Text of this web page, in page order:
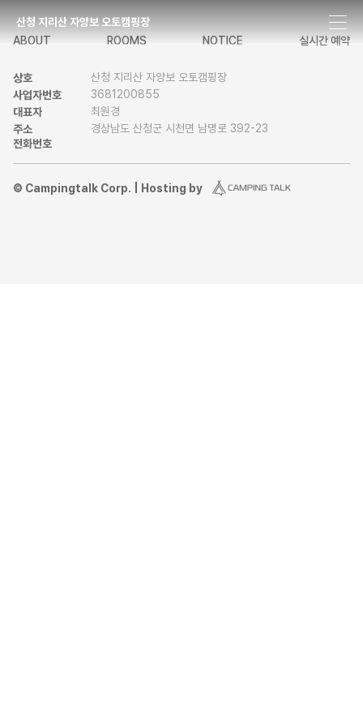
산청 지리산 자양보 오토캠핑장
ABOUT
ROOMS NOTICE 실시간 예약
상호
산청 지리산 자양보 오토캠핑장
사업자번호
3681200855
대표자
최원경
주소
경상남도 산청군 시천면 남명로 392-23
전화번호
© Campingtalk Corp. | Hosting by